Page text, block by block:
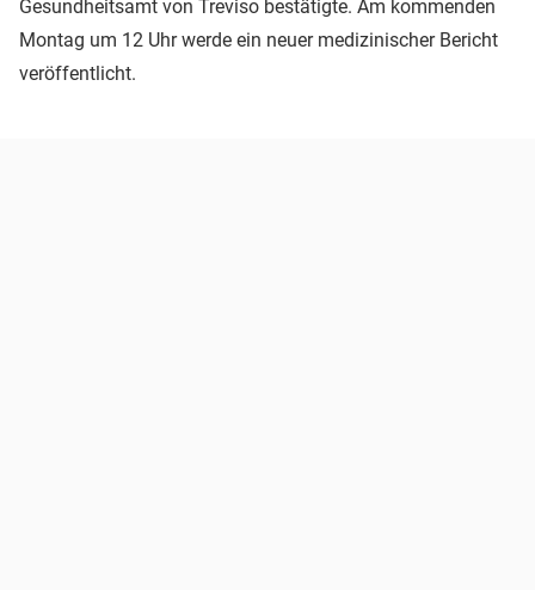
Gesundheitsamt von Treviso bestätigte. Am kommenden
Montag um 12 Uhr werde ein neuer medizinischer Bericht
veröffentlicht.